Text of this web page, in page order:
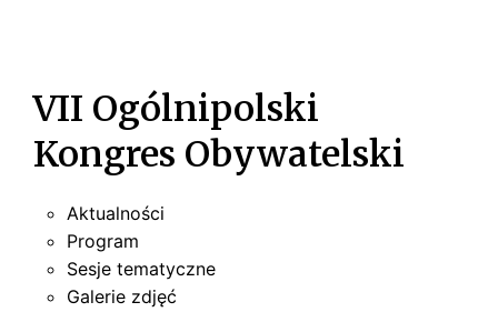
VII Ogólnipolski
Kongres Obywatelski
Aktualności
Program
Sesje tematyczne
Galerie zdjęć